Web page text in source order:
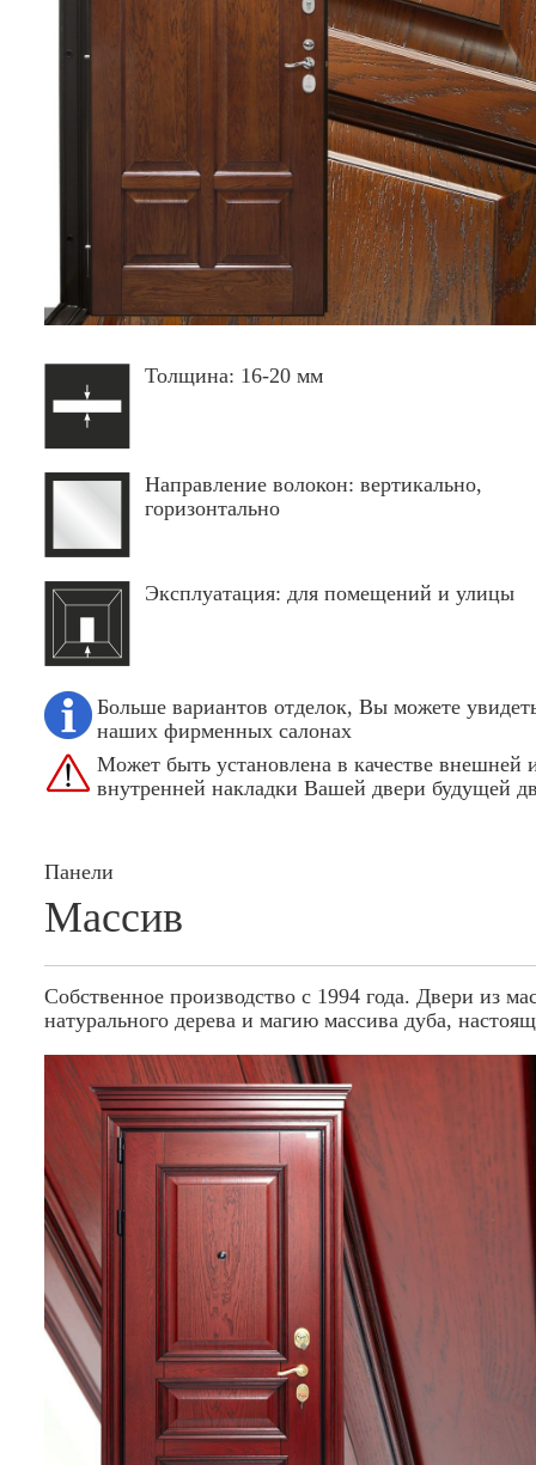
Толщина: 16-20 мм
Направление волокон: вертикально,
горизонтально
Эксплуатация: для помещений и улицы
Больше вариантов отделок, Вы можете
наших фирменных салонах
Может быть установлена в качестве внешней
внутренней накладки Вашей двери будущей
Панели
Массив
Собственное производство с 1994 года. Двери из
натурального дерева и магию массива дуба,